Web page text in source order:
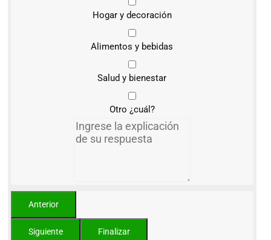
Hogar y decoración
Alimentos y bebidas
Salud y bienestar
Otro ¿cuál?